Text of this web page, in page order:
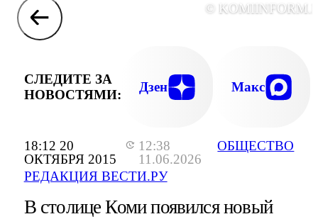
18:12 20
ОКТЯБРЯ 2015
12:38
11.06.2026
РЕДАКЦИЯ ВЕСТИ.РУ
ОБЩЕСТВО
©
СЛЕДИТЕ ЗА
НОВОСТЯМИ:
Дзен Макс
В столице Коми появился новый